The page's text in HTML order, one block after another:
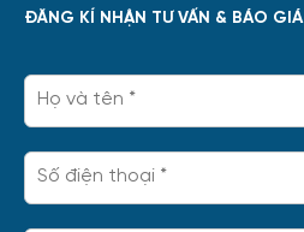
ĐĂNG KÍ NHẬN TƯ VẤN & BÁO GIÁ